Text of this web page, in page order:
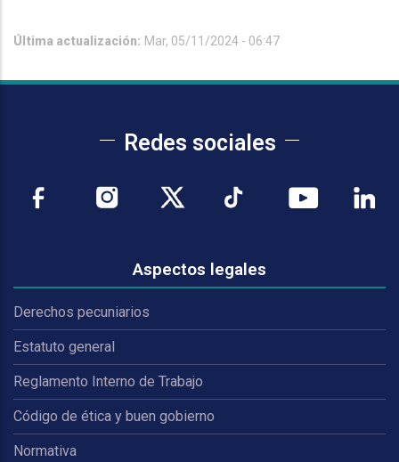
Última actualización: Mar, 05/11/2024 - 06:47
Redes sociales
Aspectos legales
Derechos pecuniarios
Estatuto general
Reglamento Interno de Trabajo
Código de ética y buen gobierno
Normativa